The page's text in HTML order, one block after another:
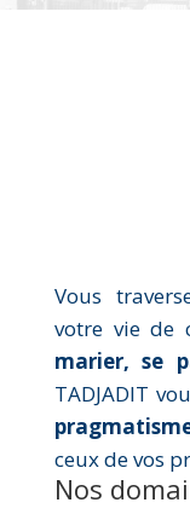
Vous
votre vie de
marier, se
TADJADIT
ceux de vos
Nos